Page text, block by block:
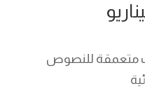
متعمقة للنصوص